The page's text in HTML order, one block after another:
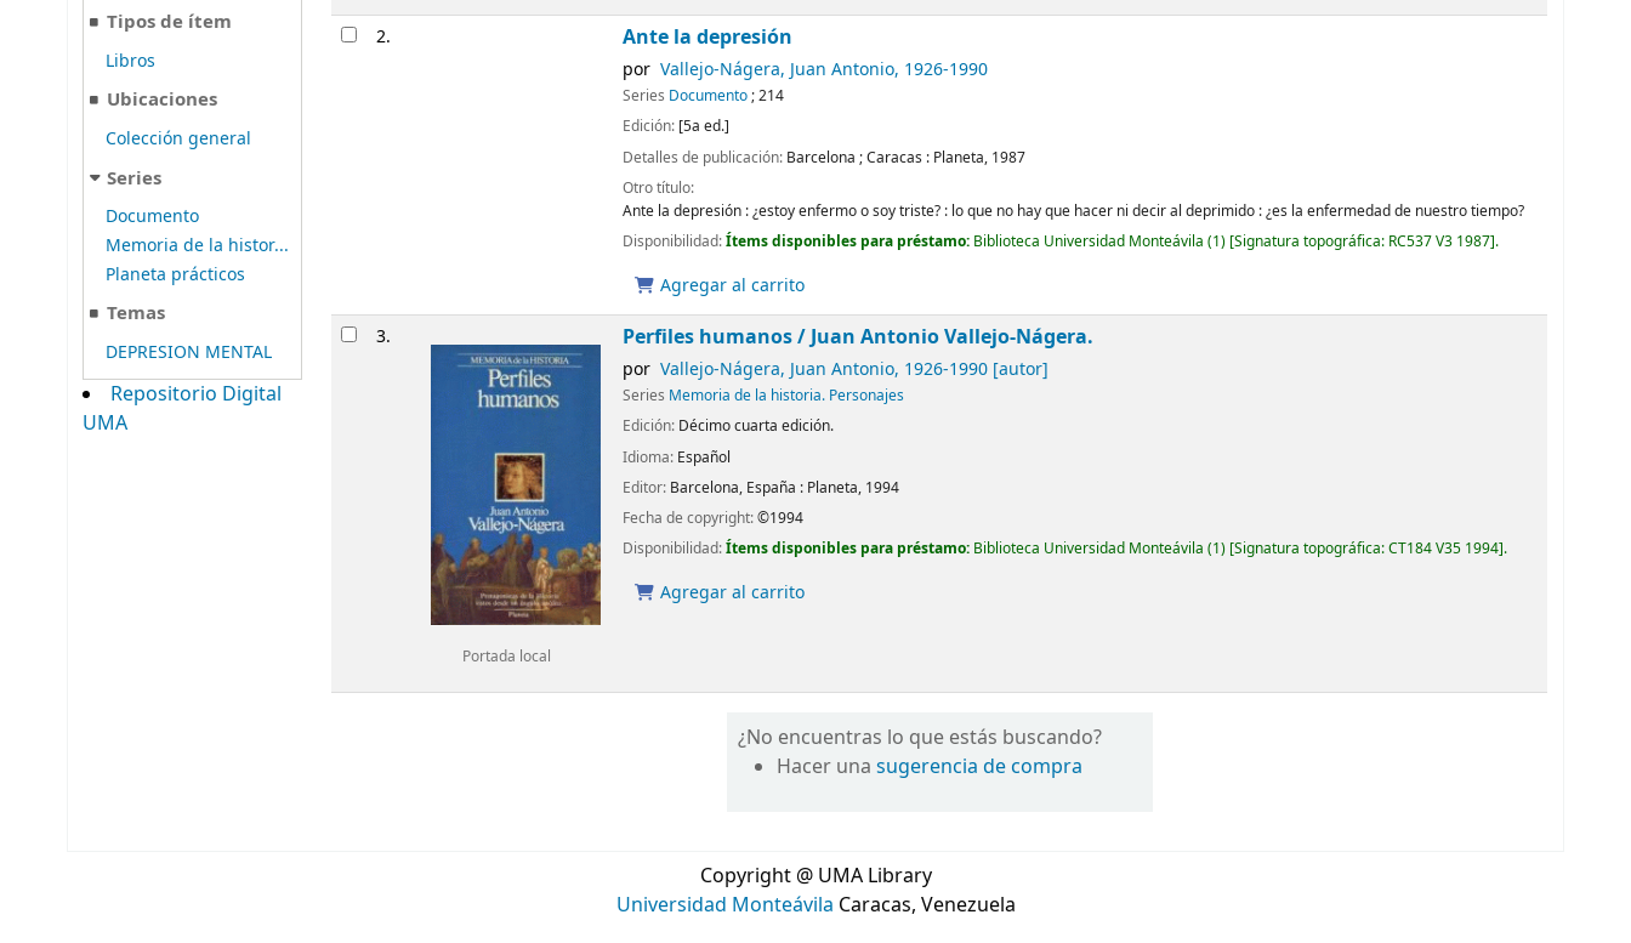
Tipos de ítem
Libros
Ubicaciones
Colección general
Series
Documento
Memoria de la histor...
Planeta prácticos
Temas
DEPRESION MENTAL
Repositorio Digital
UMA
2. Ante la depresión
por Vallejo-Nágera, Juan Antonio, 1926-1990
Series Documento; 214
Edición: [5a ed.]
Detalles de publicación: Barcelona ; Caracas : Planeta, 1987
Otro título:
Ante la depresión : ¿estoy enfermo o soy triste? : lo que no hay que hacer ni decir al deprimido : ¿es la enfermedad de nuestro tiempo?
Disponibilidad:Ítems disponibles para préstamo: Biblioteca Universidad Monteávila (1) Signatura topográfica: RC537 V3 1987 .
Agregar al carrito
3.
Portada local
Perfiles humanos /Juan Antonio Vallejo-Nágera.
por Vallejo-Nágera, Juan Antonio, 1926-1990[autor]
Series Memoria de la historia. Personajes
Edición: Décimo cuarta edición.
Idioma: Español
Editor: Barcelona, España : Planeta, 1994
Fecha de copyright:©1994
Disponibilidad:Ítems disponibles para préstamo: Biblioteca Universidad Monteávila (1) Signatura topográfica:CT184 V35 1994 .
Agregar al carrito
¿No encuentras lo que estás buscando?
Hacer unasugerencia de compra
Copyright @ UMA Library
Universidad Monteávila Caracas, Venezuela